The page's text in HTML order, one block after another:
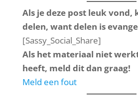
Als je deze post leuk vond,
delen, want delen is
[Sassy_Social_Share]
Als het materiaal niet
heeft, meld dit dan graag!
Meld een fout